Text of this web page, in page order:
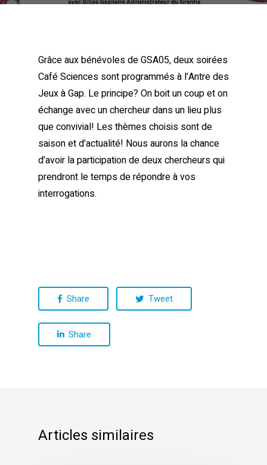
Grâce aux bénévoles de GSA05, deux soirées
Café Sciences sont programmés à l’Antre des
Jeux à Gap. Le principe? On boit un coup et on
échange avec un chercheur dans un lieu plus
que convivial! Les thèmes choisis sont de
saison et d’actualité! Nous aurons la chance
d’avoir la participation de deux chercheurs qui
prendront le temps de répondre à vos
interrogations.
Share Tweet
Share
Articles similaires